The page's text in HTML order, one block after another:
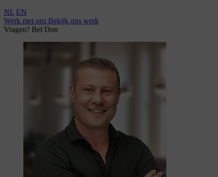
NL EN
Werk met ons Bekijk ons werk
Vragen? Bel Don